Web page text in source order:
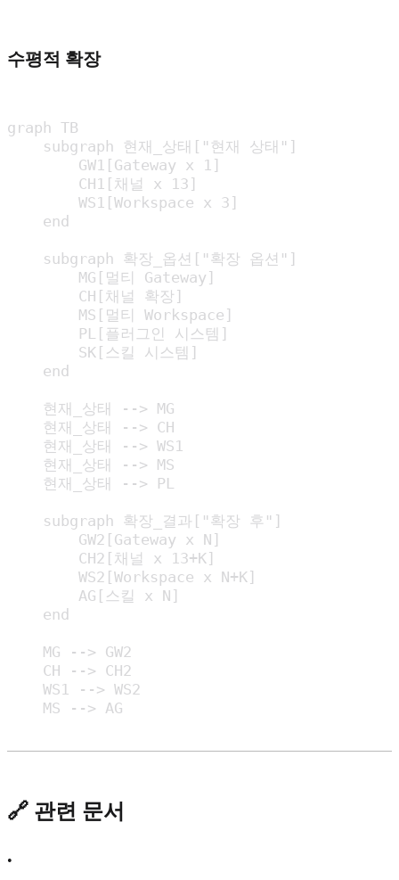
수평적 확장
graph TB
    subgraph 현재_상태["현재 상태"]
        GW1[Gateway x 1]
        CH1[채널 x 13]
        WS1[Workspace x 3]
    end
    subgraph 확장_옵션["확장 옵션"]
        MG[멀티 Gateway]
        CH[채널 확장]
        MS[멀티 Workspace]
        PL[플러그인 시스템]
        SK[스킬 시스템]
    end
    현재_상태 --> MG
    현재_상태 --> CH
    현재_상태 --> WS1
    현재_상태 --> MS
    현재_상태 --> PL
    subgraph 확장_결과["확장 후"]
        GW2[Gateway x N]
        CH2[채널 x 13+K]
        WS2[Workspace x N+K]
        AG[스킬 x N]
    end
    MG --> GW2
    CH --> CH2
    WS1 --> WS2
    MS --> AG
🔗 관련 문서
•